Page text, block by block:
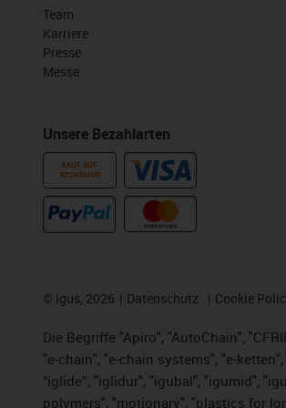
Team
Karriere
Presse
Messe
Unsere Bezahlarten
KAUF AUF
RECHNUNG
© igus, 2026 Datenschutz Cookie
Die Begriffe "Apiro", "AutoChain",
"e-chain", "e-chain systems", "e-
“iglide”, "iglidur", "igubal", "igumid",
polymers", "motionary", "plastics for